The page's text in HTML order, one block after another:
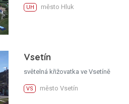
UH město Hluk
Vsetín
světelná křižovatka ve Vsetíně
VS město Vsetín